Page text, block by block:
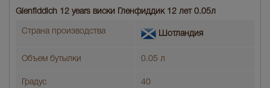
Glenfiddich 12 years виски Гленфиддик 12 лет 0.05л
Страна производства Шотландия
Объем бутылки 0.05 л
Градус 40